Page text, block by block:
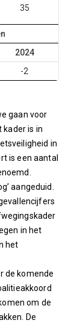
35
2024
-2
gaan voor
kader is in
in
is een aantal
aangeduid.
in het
het
de komende
om de
De